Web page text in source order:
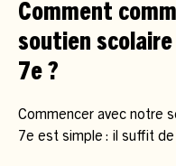
Comment
soutien
7e ?
Commencer avec notre
7e est simple : il suffit